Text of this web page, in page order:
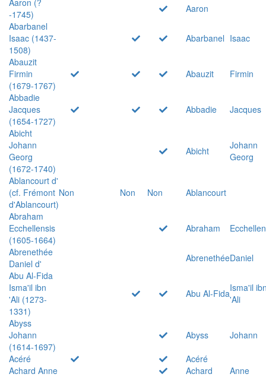
-1745)
Aaron
Abarbanel
Isaac (1437-
1508)
Abarbanel Isaac
Abauzit
Firmin
(1679-1767)
Abauzit
Firmin
Abbadie
Jacques
(1654-1727)
Abbadie
Jacques
Abicht
Johann
Georg
(1672-1740)
Abicht
Johann
Georg
Ablancourt d'
(cf. Frémont
d'Ablancourt)
Non Non Non
Ablancourt
Abraham
Ecchellensis
(1605-1664)
Abraham
Abrenethée
Daniel d'
AbrenethéeDaniel
Abu Al-Fida
Isma'il ibn
'Ali (1273-
1331)
Abu Al-FidaIsma'il
'Ali
Abyss
Johann
(1614-1697)
Abyss
Johann
Acéré
Acéré
Achard Anne
Achard
Anne